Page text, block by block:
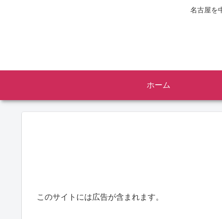
名古屋を
ホーム
このサイトには広告が含まれます。